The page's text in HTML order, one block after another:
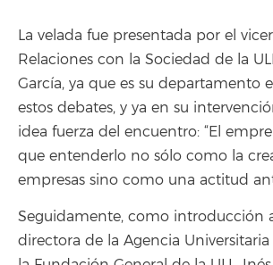
La velada fue presentada por el
Relaciones con la Sociedad de la
García, ya que es su departamento
estos debates, y ya en su
idea fuerza del encuentro: “El
que entenderlo no sólo como la
empresas sino como una actitud
Seguidamente, como introducción
directora de la Agencia